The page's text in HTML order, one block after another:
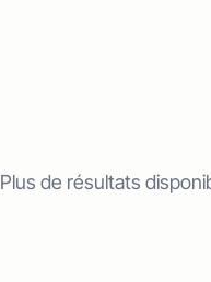
Plus de résultats